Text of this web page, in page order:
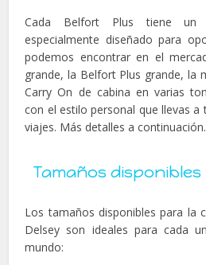
Cada Belfort Plus tiene un
especialmente diseñado para
podemos encontrar en el
grande, la Belfort Plus grande, la
Carry On de cabina en varias
con el estilo personal que llevas
viajes. Más detalles a continuación.
Tamaños disponibles
Los tamaños disponibles para la
Delsey son ideales para cada
mundo: